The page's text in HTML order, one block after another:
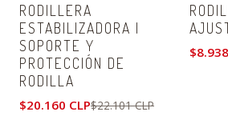
RODILLERA
ESTABILIZADORA |
SOPORTE Y
PROTECCIÓN DE
RODILLA
$20.160 CLP$22.101 CLP